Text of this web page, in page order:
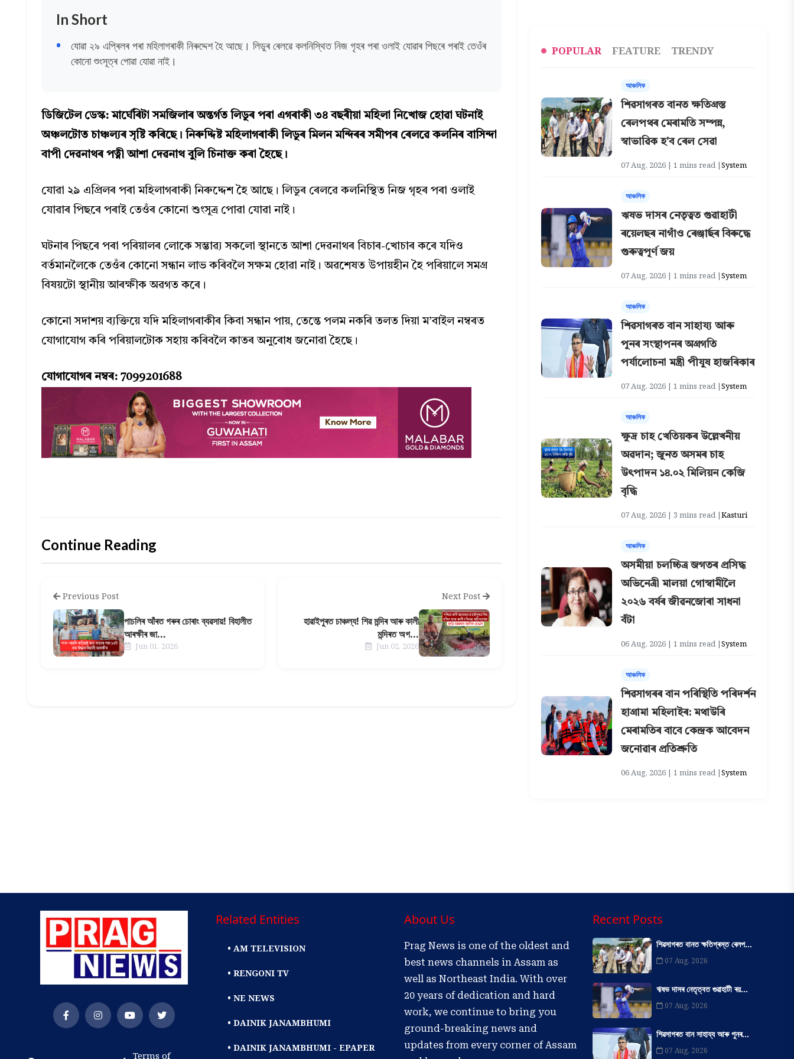
In Short
যোৱা ২৯ এপ্ৰিলৰ পৰা মহিলাগৰাকী নিৰুদ্দেশ হৈ আছে। লিডুৰ ৰেলৱে কলনিস্থিত নিজ গৃহৰ পৰা ওলাই যোৱাৰ পিছৰে পৰাই তেওঁৰ
কোনো শুংসূত্ৰ পোৱা যোৱা নাই।
ডিজিটেল ডেস্ক: মাৰ্ঘেৰিটা সমজিলাৰ অন্তৰ্গত লিডুৰ পৰা এগৰাকী ৩৪ বছৰীয়া মহিলা নিখোজ হোৱা ঘটনাই
অঞ্চলটোত চাঞ্চল্যৰ সৃষ্টি কৰিছে। নিৰুদ্দিষ্ট মহিলাগৰাকী লিডুৰ মিলন মন্দিৰৰ সমীপৰ ৰেলৱে কলনিৰ বাসিন্দা
বাপী দেৱনাথৰ পত্নী আশা দেৱনাথ বুলি চিনাক্ত কৰা হৈছে।
যোৱা ২৯ এপ্ৰিলৰ পৰা মহিলাগৰাকী নিৰুদ্দেশ হৈ আছে। লিডুৰ ৰেলৱে কলনিস্থিত নিজ গৃহৰ পৰা ওলাই
যোৱাৰ পিছৰে পৰাই তেওঁৰ কোনো শুংসূত্ৰ পোৱা যোৱা নাই।
ঘটনাৰ পিছৰে পৰা পৰিয়ালৰ লোকে সম্ভাৱ্য সকলো স্থানতে আশা দেৱনাথৰ বিচাৰ-খোচাৰ কৰে যদিও
বৰ্তমানলৈকে তেওঁৰ কোনো সন্ধান লাভ কৰিবলৈ সক্ষম হোৱা নাই। অৱশেষত উপায়হীন হৈ পৰিয়ালে সমগ্ৰ
বিষয়টো স্থানীয় আৰক্ষীক অৱগত কৰে।
কোনো সদাশয় ব্যক্তিয়ে যদি মহিলাগৰাকীৰ কিবা সন্ধান পায়, তেন্তে পলম নকৰি তলত দিয়া ম’বাইল নম্বৰত
যোগাযোগ কৰি পৰিয়ালটোক সহায় কৰিবলৈ কাতৰ অনুৰোধ জনোৱা হৈছে।
যোগাযোগৰ নম্বৰ: 7099201688
Continue Reading
Previous Post
পাচলিৰ আঁৰত গৰুৰ চোৰাং ব্যৱসায়! বিহালীত
আৰক্ষীৰ জা...
Jun 01, 2026
Next Post
হাৱাইপুৰত চাঞ্চল্য! শিৱ মন্দিৰ আৰু কালী
মন্দিৰত অগ...
Jun 02, 2026
POPULAR FEATURE TRENDY
আঞ্চলিক
শিৱসাগৰত বানত ক্ষতিগ্ৰস্ত
ৰেলপথৰ মেৰামতি সম্পন্ন,
স্বাভাৱিক হ'ব ৰেল সেৱা
07 Aug, 2026 | 1 mins read |System
আঞ্চলিক
ঋষভ দাসৰ নেতৃত্বত গুৱাহাটী
ৰয়েলছৰ নাগাঁও ৰেঞ্জাৰ্ছৰ বিৰুদ্ধে
গুৰুত্বপূৰ্ণ জয়
07 Aug, 2026 | 1 mins read |System
আঞ্চলিক
শিৱসাগৰত বান সাহায্য আৰু
পুনৰ সংস্থাপনৰ অগ্ৰগতি
পৰ্যালোচনা মন্ত্ৰী পীযুষ হাজৰিকাৰ
07 Aug, 2026 | 1 mins read |System
আঞ্চলিক
ক্ষুদ্ৰ চাহ খেতিয়কৰ উল্লেখনীয়
অৱদান; জুনত অসমৰ চাহ
উৎপাদন ১৪.০২ মিলিয়ন কেজি
বৃদ্ধি
07 Aug, 2026 | 3 mins read |Kasturi
আঞ্চলিক
অসমীয়া চলচ্চিত্ৰ জগতৰ প্ৰসিদ্ধ
অভিনেত্ৰী মালয়া গোস্বামীলৈ
২০২৬ বৰ্ষৰ জীৱনজোৰা সাধনা
বঁটা
06 Aug, 2026 | 1 mins read |System
আঞ্চলিক
শিৱসাগৰৰ বান পৰিস্থিতি পৰিদৰ্শন
হাগ্ৰামা মহিলাইৰ: মথাউৰি
মেৰামতিৰ বাবে কেন্দ্ৰক আবেদন
জনোৱাৰ প্ৰতিশ্ৰুতি
06 Aug, 2026 | 1 mins read |System
Terms of
Related Entities
• AM TELEVISION
• RENGONI TV
• NE NEWS
• DAINIK JANAMBHUMI
• DAINIK JANAMBHUMI - EPAPER
About Us
Prag News is one of the oldest and
best news channels in Assam as
well as Northeast India. With over
20 years of dedication and hard
work, we continue to bring you
ground-breaking news and
updates from every corner of Assam
Recent Posts
শিৱসাগৰত বানত ক্ষতিগ্ৰস্ত ৰেলপ...
07 Aug, 2026
ঋষভ দাসৰ নেতৃত্বত গুৱাহাটী ৰয়...
07 Aug, 2026
শিৱসাগৰত বান সাহায্য আৰু পুনৰ...
07 Aug, 2026